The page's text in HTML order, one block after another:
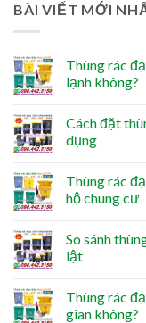
BÀI VIẾT MỚI
Thùng rác
lạnh không?
Cách đặt
dụng
Thùng rác
hộ chung cư
So sánh
lật
Thùng rác
gian không?